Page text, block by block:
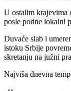
U ostalim krajevima
posle podne lokalni
Duvaće slab i
istoku Srbije
skretanju na južni
Najviša dnevna